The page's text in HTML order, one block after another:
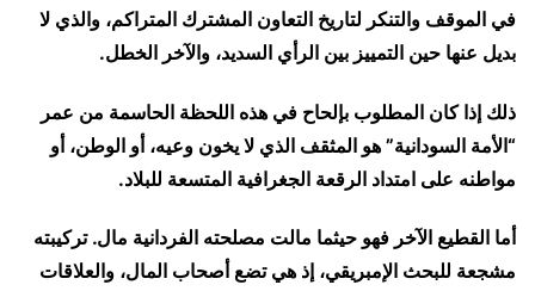
في الموقف والتنكر لتاريخ التعاون المشترك المتراكم، والذي لا
بديل عنها حين التمييز بين الرأي السديد، والآخر الخطل.
ذلك إذا كان المطلوب بإلحاح في هذه اللحظة الحاسمة من عمر
“الأمة السودانية” هو المثقف الذي لا يخون وعيه، أو الوطن، أو
مواطنه على امتداد الرقعة الجغرافية المتسعة للبلاد.
أما القطيع الآخر فهو حيثما مالت مصلحته الفردانية مال. تركيبته
مشجعة للبحث الإمبريقي، إذ هي تضع أصحاب المال، والعلاقات